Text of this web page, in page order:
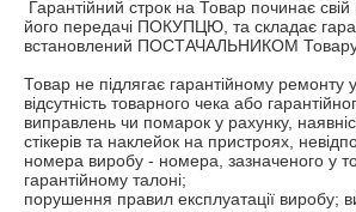
його передачі ПОКУПЦЮ, та складає
встановлений ПОСТАЧАЛЬНИКОМ
Товар не підлягає гарантійному ремонту
відсутність товарного чека або
виправлень чи помарок у рахунку,
стікерів та наклейок на пристроях,
номера виробу - номера, зазначеного у
гарантійному талоні;
порушення правил експлуатації виробу;